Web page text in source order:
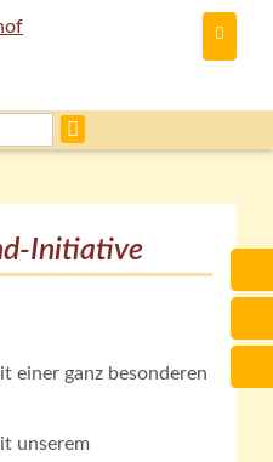
Du
Initiative
einer ganz besonderen
unserem